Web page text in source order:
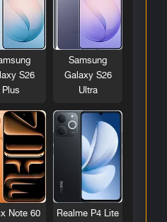
Samsung
Galaxy S26
Ultra
S26
Plus
Realme P4 Lite
Note 60